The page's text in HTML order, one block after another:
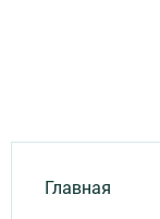
Главная